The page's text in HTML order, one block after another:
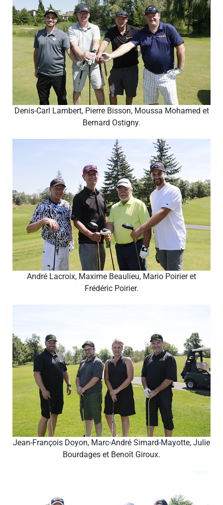
Denis-Carl Lambert, Pierre Bisson, Moussa Mohamed et
Bernard Ostigny.
André Lacroix, Maxime Beaulieu, Mario Poirier et
Frédéric Poirier.
Jean-François Doyon, Marc-André Simard-Mayotte, Julie
Bourdages et Benoît Giroux.